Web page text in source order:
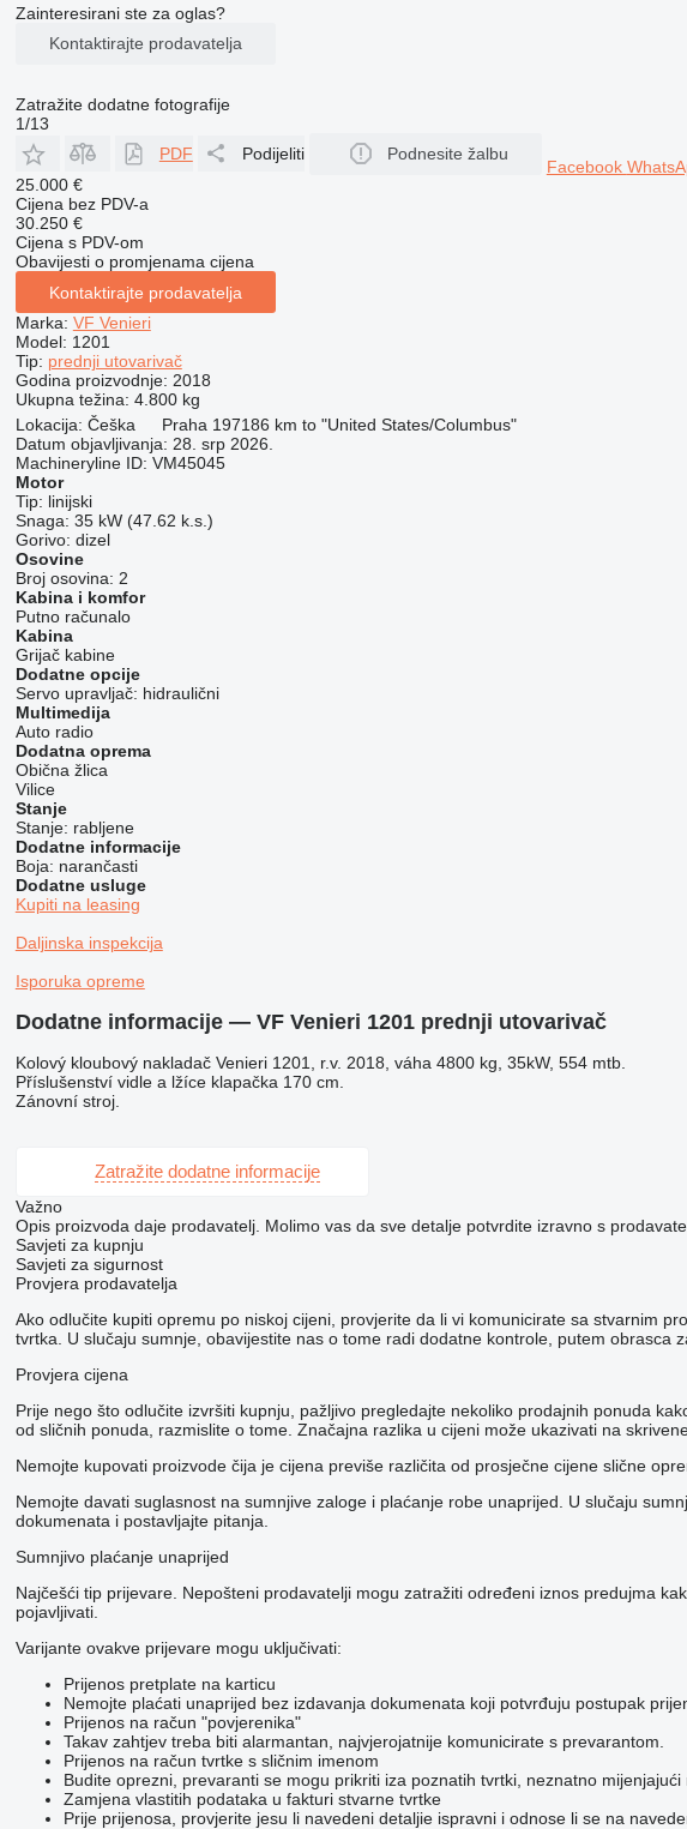
Zainteresirani ste za oglas?
Kontaktirajte prodavatelja
Zatražite dodatne fotografije
1/13
PDF
Podijeliti Podnesite žalbu
Facebook
25.000 €
Cijena bez PDV-a
30.250 €
Cijena s PDV-om
Obavijesti o promjenama cijena
Kontaktirajte prodavatelja
Marka: VF Venieri
Model: 1201
Tip: prednji utovarivač
Godina proizvodnje: 2018
Ukupna težina: 4.800 kg
Lokacija: Češka Praha 197186 km to "United States/Columbus"
Datum objavljivanja: 28. srp 2026.
Machineryline ID: VM45045
Motor
Tip: linijski
Snaga: 35 kW (47.62 k.s.)
Gorivo: dizel
Osovine
Broj osovina: 2
Kabina i komfor
Putno računalo
Kabina
Grijač kabine
Dodatne opcije
Servo upravljač: hidraulični
Multimedija
Auto radio
Dodatna oprema
Obična žlica
Vilice
Stanje
Stanje: rabljene
Dodatne informacije
Boja: narančasti
Dodatne usluge
Kupiti na leasing
Daljinska inspekcija
Isporuka opreme
Dodatne informacije — VF Venieri 1201 prednji utovarivač
Kolový kloubový nakladač Venieri 1201, r.v. 2018, váha 4800 kg, 35kW, 554 mtb.
Příslušenství vidle a lžíce klapačka 170 cm.
Zánovní stroj.
Zatražite dodatne informacije
Važno
Opis proizvoda daje prodavatelj. Molimo vas da sve detalje potvrdite izravno s
Savjeti za kupnju
Savjeti za sigurnost
Provjera prodavatelja
Ako odlučite kupiti opremu po niskoj cijeni, provjerite da li vi komunicirate sa stvarnim
tvrtka. U slučaju sumnje, obavijestite nas o tome radi dodatne kontrole, putem obrasca
Provjera cijena
Prije nego što odlučite izvršiti kupnju, pažljivo pregledajte nekoliko prodajnih ponuda
od sličnih ponuda, razmislite o tome. Značajna razlika u cijeni može ukazivati ​​na
Nemojte kupovati proizvode čija je cijena previše različita od prosječne cijene slične
Nemojte davati suglasnost na sumnjive zaloge i plaćanje robe unaprijed. U slučaju
dokumenata i postavljajte pitanja.
Sumnjivo plaćanje unaprijed
Najčešći tip prijevare. Nepošteni prodavatelji mogu zatražiti određeni iznos predujma
pojavljivati.
Varijante ovakve prijevare mogu uključivati:
Prijenos pretplate na karticu
Nemojte plaćati unaprijed bez izdavanja dokumenata koji potvrđuju postupak
Prijenos na račun "povjerenika"
Takav zahtjev treba biti alarmantan, najvjerojatnije komunicirate s prevarantom.
Prijenos na račun tvrtke s sličnim imenom
Budite oprezni, prevaranti se mogu prikriti iza poznatih tvrtki, neznatno
Zamjena vlastitih podataka u fakturi stvarne tvrtke
Prije prijenosa, provjerite jesu li navedeni detaljie ispravni i odnose li se na